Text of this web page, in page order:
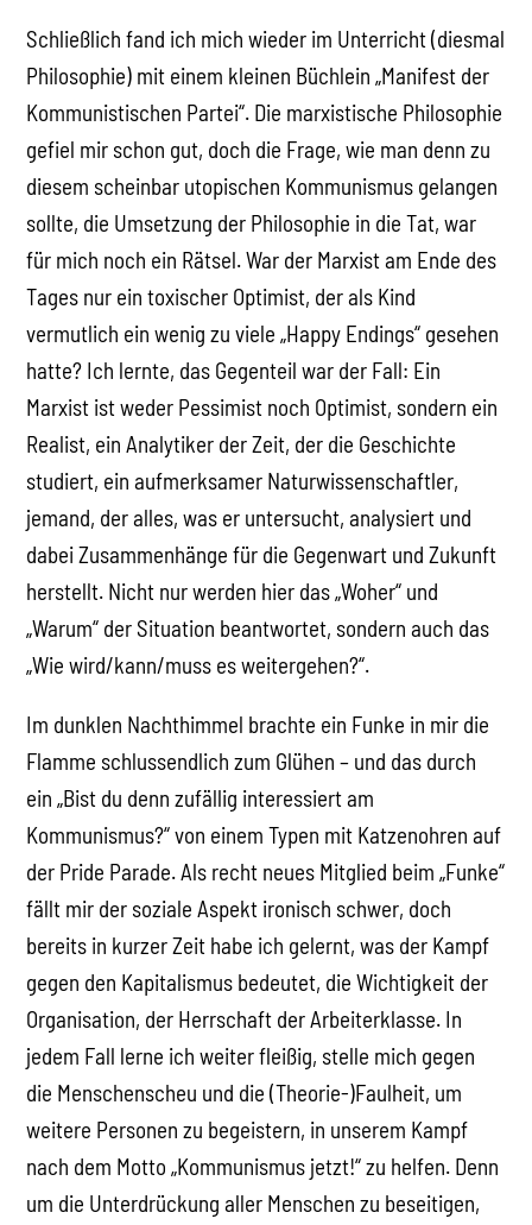
Schließlich fand ich mich wieder im Unterricht (diesmal
Philosophie) mit einem kleinen Büchlein „Manifest der
Kommunistischen Partei“. Die marxistische Philosophie
gefiel mir schon gut, doch die Frage, wie man denn zu
diesem scheinbar utopischen Kommunismus gelangen
sollte, die Umsetzung der Philosophie in die Tat, war
für mich noch ein Rätsel. War der Marxist am Ende des
Tages nur ein toxischer Optimist, der als Kind
vermutlich ein wenig zu viele „Happy Endings“ gesehen
hatte? Ich lernte, das Gegenteil war der Fall: Ein
Marxist ist weder Pessimist noch Optimist, sondern ein
Realist, ein Analytiker der Zeit, der die Geschichte
studiert, ein aufmerksamer Naturwissenschaftler,
jemand, der alles, was er untersucht, analysiert und
dabei Zusammenhänge für die Gegenwart und Zukunft
herstellt. Nicht nur werden hier das „Woher“ und
„Warum“ der Situation beantwortet, sondern auch das
„Wie wird/kann/muss es weitergehen?“.
Im dunklen Nachthimmel brachte ein Funke in mir die
Flamme schlussendlich zum Glühen – und das durch
ein „Bist du denn zufällig interessiert am
Kommunismus?“ von einem Typen mit Katzenohren auf
der Pride Parade. Als recht neues Mitglied beim „Funke“
fällt mir der soziale Aspekt ironisch schwer, doch
bereits in kurzer Zeit habe ich gelernt, was der Kampf
gegen den Kapitalismus bedeutet, die Wichtigkeit der
Organisation, der Herrschaft der Arbeiterklasse. In
jedem Fall lerne ich weiter fleißig, stelle mich gegen
die Menschenscheu und die (Theorie-)Faulheit, um
weitere Personen zu begeistern, in unserem Kampf
nach dem Motto „Kommunismus jetzt!“ zu helfen. Denn
um die Unterdrückung aller Menschen zu beseitigen,